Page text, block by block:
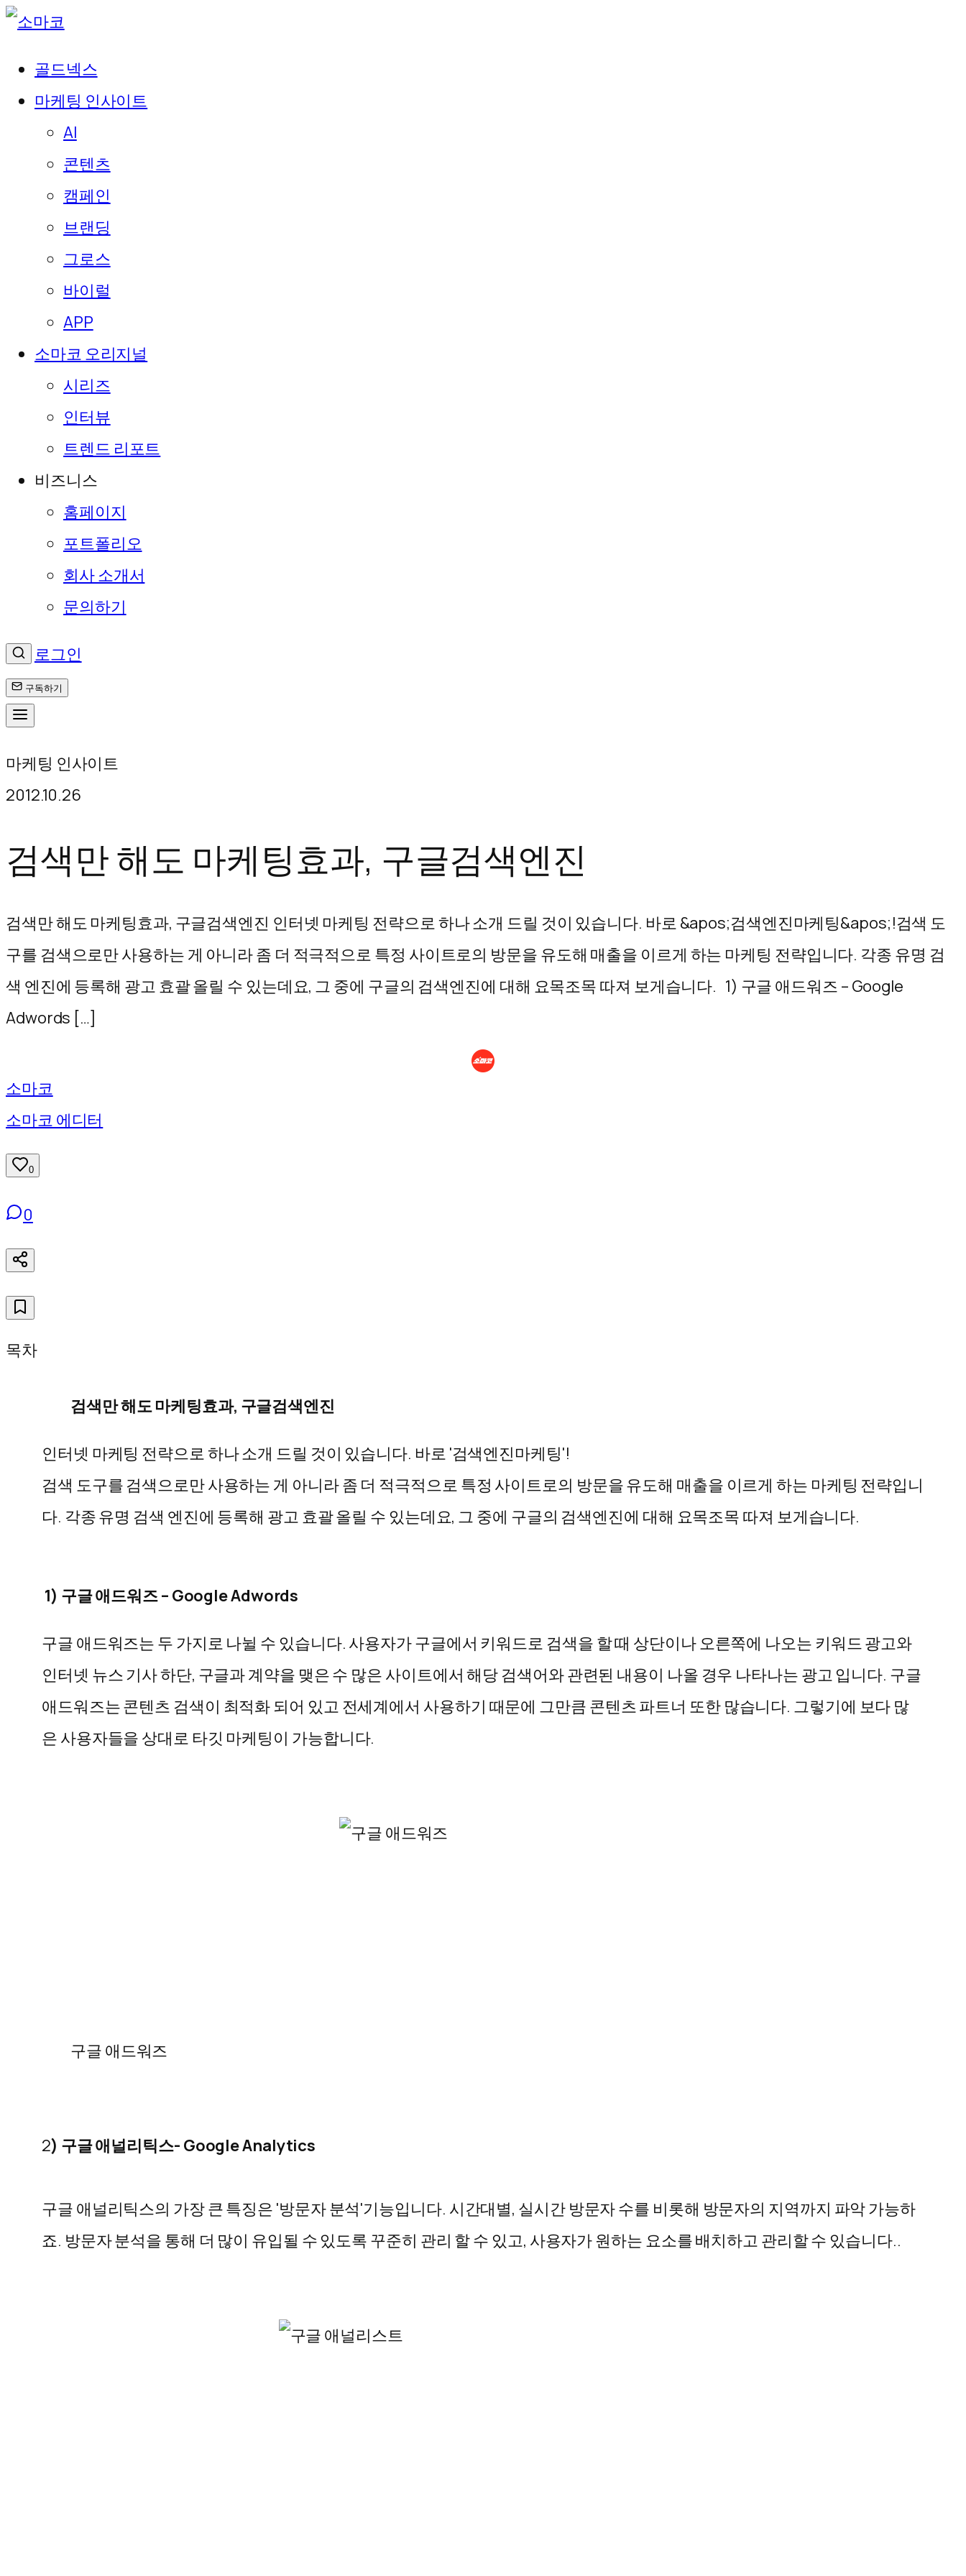
골드넥스
마케팅 인사이트
AI
콘텐츠
캠페인
브랜딩
그로스
바이럴
APP
소마코 오리지널
시리즈
인터뷰
트렌드 리포트
비즈니스
홈페이지
포트폴리오
회사 소개서
문의하기
로그인
구독하기
로
바
가
기
마케팅 인사이트
2012.10.26
검색만 해도 마케팅효과, 구글검색엔진
검색만 해도 마케팅효과, 구글검색엔진 인터넷 마케팅 전략으로 하나 소개 드릴 것이 있습니다. 바로 &apos;검색엔진마케팅&apos;!검색 도
구를 검색으로만 사용하는 게 아니라 좀 더 적극적으로 특정 사이트로의 방문을 유도해 매출을 이르게 하는 마케팅 전략입니다. 각종 유명 검
색 엔진에 등록해 광고 효괄 올릴 수 있는데요, 그 중에 구글의 검색엔진에 대해 요목조목 따져 보게습니다. 1) 구글 애드워즈 – Google
Adwords […]
소마코
소마코 에디터
0
0
목차
검색만 해도 마케팅효과, 구글검색엔진
인터넷 마케팅 전략으로 하나 소개 드릴 것이 있습니다. 바로 '검색엔진마케팅'!
검색 도구를 검색으로만 사용하는 게 아니라 좀 더 적극적으로 특정 사이트로의 방문을 유도해 매출을 이르게 하는 마케팅 전략입니
다. 각종 유명 검색 엔진에 등록해 광고 효괄 올릴 수 있는데요, 그 중에 구글의 검색엔진에 대해 요목조목 따져 보게습니다.
1) 구글 애드워즈 – Google Adwords
구글 애드워즈는 두 가지로 나뉠 수 있습니다. 사용자가 구글에서 키워드로 검색을 할 때 상단이나 오른쪽에 나오는 키워드 광고와
인터넷 뉴스 기사 하단, 구글과 계약을 맺은 수 많은 사이트에서 해당 검색어와 관련된 내용이 나올 경우 나타나는 광고 입니다. 구글
애드워즈는 콘텐츠 검색이 최적화 되어 있고 전세계에서 사용하기 때문에 그만큼 콘텐츠 파트너 또한 많습니다. 그렇기에 보다 많
은 사용자들을 상대로 타깃 마케팅이 가능합니다.
구글 애드워즈
2) 구글 애널리틱스- Google Analytics
구글 애널리틱스의 가장 큰 특징은 '방문자 분석'기능입니다. 시간대별, 실시간 방문자 수를 비롯해 방문자의 지역까지 파악 가능하
죠. 방문자 분석을 통해 더 많이 유입될 수 있도록 꾸준히 관리 할 수 있고, 사용자가 원하는 요소를 배치하고 관리할 수 있습니다..